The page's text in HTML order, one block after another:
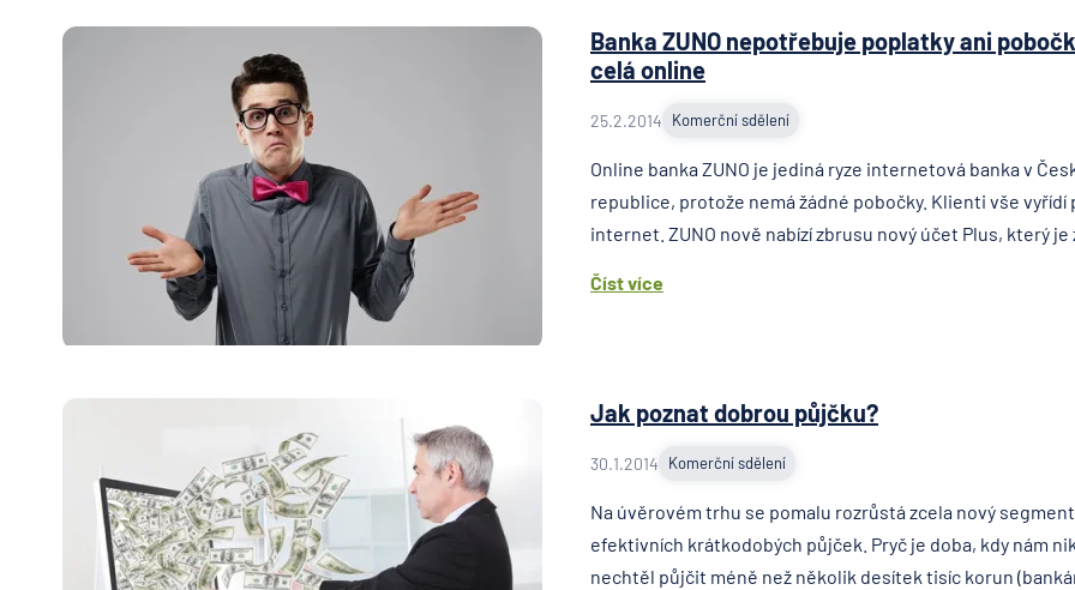
Banka ZUNO nepotřebuje poplatky ani
celá online
25.2.2014 Komerční sdělení
Online banka ZUNO je jediná ryze internetová banka v
republice, protože nemá žádné pobočky. Klienti vše vyřídí
internet. ZUNO nově nabízí zbrusu nový účet Plus, který je
Číst více
Jak poznat dobrou půjčku?
30.1.2014 Komerční sdělení
Na úvěrovém trhu se pomalu rozrůstá zcela nový
efektivních krátkodobých půjček. Pryč je doba, kdy nám
nechtěl půjčit méně než několik desítek tisíc korun